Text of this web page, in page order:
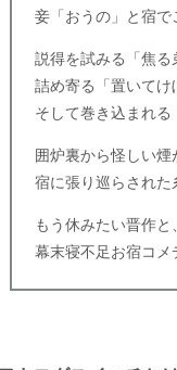
妾「おうの」と宿で
説得を試みる「焦る
詰め寄る「置いてけ
そして巻き込まれる
囲炉裏から怪しい煙
宿に張り巡らされた
もう休みたい晋作と
幕末寝不足お宿コメ